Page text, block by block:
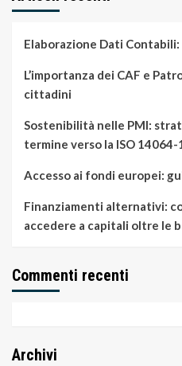
Elaborazione Dati
L’importanza dei CAF e
cittadini
Sostenibilità nelle PMI:
termine verso la ISO 14064-
Accesso ai fondi europei:
Finanziamenti alternativi:
accedere a capitali oltre le
Commenti recenti
Archivi